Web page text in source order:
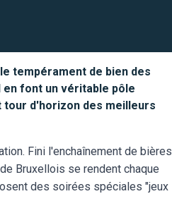
tempérament de bien des
en font un véritable pôle
d'horizon des meilleurs
Fini l'enchaînement de bières
Bruxellois se rendent chaque
des soirées spéciales "jeux